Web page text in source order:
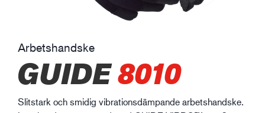
Arbetshandske
GUIDE8010
Slitstark och smidig vibrationsdämpande arbetshandske.